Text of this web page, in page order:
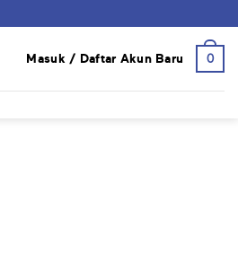
Masuk / Daftar Akun Baru 0